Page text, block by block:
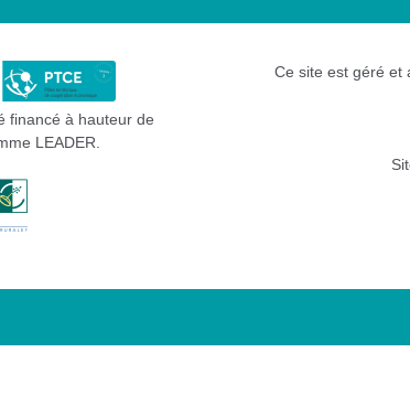
financé à hauteur de
LEADER.
Ce site est géré et